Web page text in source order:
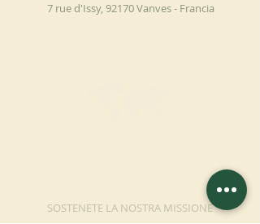
7 rue d'Issy, 92170 Vanves - Francia
SOSTENETE LA NOSTRA MISSIONE